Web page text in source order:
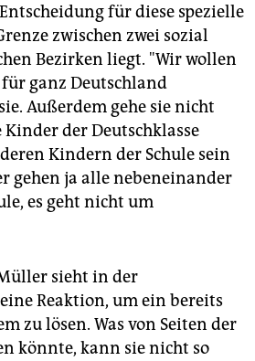
für diese spezielle
zwischen zwei sozial
Bezirken liegt. "Wir wollen
ganz Deutschland
Außerdem gehe sie nicht
Kinder der Deutschklasse
Kindern der Schule sein
gehen ja alle nebeneinander
es geht nicht um
sieht in der
Reaktion, um ein bereits
zu lösen. Was von Seiten der
könnte, kann sie nicht so